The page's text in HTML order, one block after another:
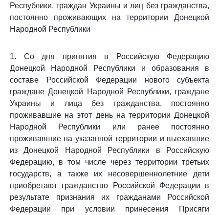
Республики, граждан Украины и лиц без гражданства,
постоянно проживающих на территории Донецкой
Народной Республики
1. Со дня принятия в Российскую Федерацию
Донецкой Народной Республики и образования в
составе Российской Федерации нового субъекта
граждане Донецкой Народной Республики, граждане
Украины и лица без гражданства, постоянно
проживавшие на этот день на территории Донецкой
Народной Республики или ранее постоянно
проживавшие на указанной территории и выехавшие
из Донецкой Народной Республики в Российскую
Федерацию, в том числе через территории третьих
государств, а также их несовершеннолетние дети
приобретают гражданство Российской Федерации в
результате признания их гражданами Российской
Федерации при условии принесения Присяги